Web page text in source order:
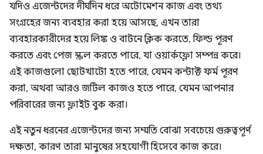
যদিও এজেন্টদের দীর্ঘদিন ধরে অটোমেশন কাজ এবং তথ্য
সংগ্রহের জন্য ব্যবহার করা হয়ে আসছে, এখন তারা
ব্যবহারকারীদের হয়ে লিঙ্ক ও বাটনে ক্লিক করতে, ফিল্ড পূরণ
করতে এবং পেজ স্ক্রল করতে পারে, যা ওয়ার্কফ্লো সম্পন্ন করে।
এই কাজগুলো ছোটখাটো হতে পারে, যেমন কন্টাক্ট ফর্ম পূরণ
করা, অথবা আরও জটিল কাজও হতে পারে, যেমন আপনার
পরিবারের জন্য ফ্লাইট বুক করা।
এই নতুন ধরনের এজেন্টদের জন্য সম্মতি বোঝা সবচেয়ে গুরুত্বপূর্ণ
দক্ষতা, কারণ তারা মানুষের সহযোগী হিসেবে কাজ করে।